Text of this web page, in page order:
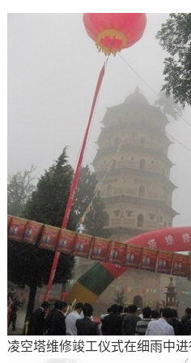
凌空塔维修竣工仪式在细雨中进